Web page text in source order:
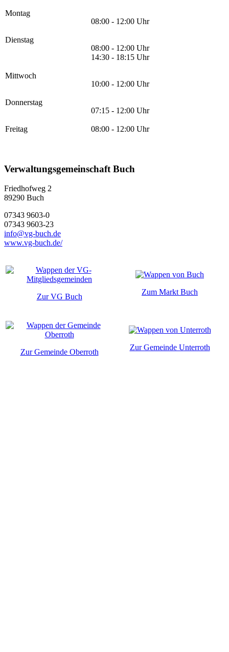
Montag
08:00 - 12:00 Uhr
Dienstag
08:00 - 12:00 Uhr
14:30 - 18:15 Uhr
Mittwoch
10:00 - 12:00 Uhr
Donnerstag
07:15 - 12:00 Uhr
Freitag 08:00 - 12:00 Uhr
Verwaltungsgemeinschaft Buch
Friedhofweg 2
89290 Buch
07343 9603-0
07343 9603-23
info@vg-buch.de
www.vg-buch.de/
Zur VG Buch
Zum Markt Buch
Zur Gemeinde Oberroth
Zur Gemeinde Unterroth